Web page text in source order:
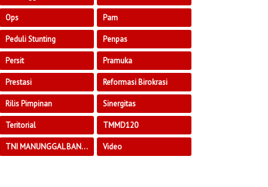
Ops Pam
Peduli Stunting Penpas
Persit Pramuka
Prestasi Reformasi Birokrasi
Rilis Pimpinan Sinergitas
Teritorial TMMD120
TNI MANUNGGAL BANGUN DESA Video